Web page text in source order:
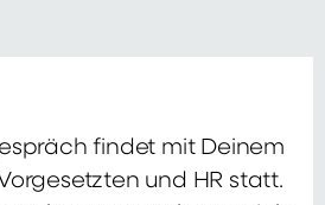
findet mit Deinem
und HR statt.